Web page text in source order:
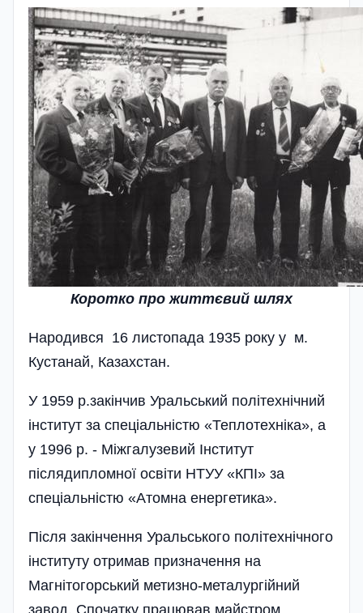
Коротко про життєвий шлях
Народився 16 листопада 1935 року у м.
Кустанай, Казахстан.
У 1959 р.закінчив Уральський політехнічний
інститут за спеціальністю «Теплотехніка», а
у 1996 р. - Міжгалузевий Інститут
післядипломної освіти НТУУ «КПІ» за
спеціальністю «Атомна енергетика».
Після закінчення Уральського політехнічного
інституту отримав призначення на
Магнітогорський метизно-металургійний